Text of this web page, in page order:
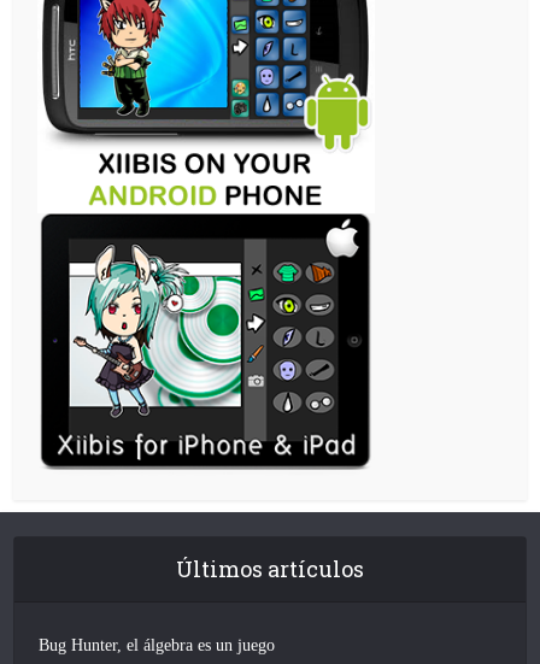
Últimos artículos
Bug Hunter, el álgebra es un juego